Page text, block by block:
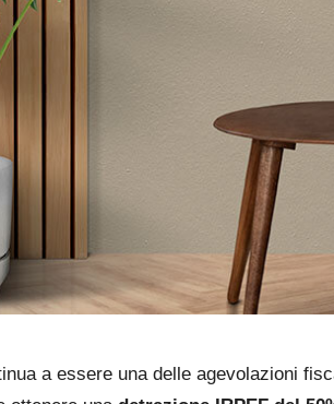
a essere una delle agevolazioni